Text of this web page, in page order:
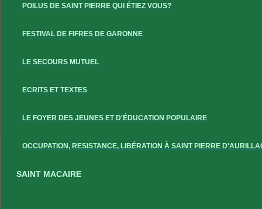
POILUS DE SAINT PIERRE QUI ÉTIEZ VOUS?
FESTIVAL DE FIFRES DE GARONNE
LE SECOURS MUTUEL
ECRITS ET TEXTES
LE FOYER DES JEUNES ET D'ÉDUCATION POPULAIRE
OCCUPATION, RESISTANCE, LIBÉRATION À SAINT PIERRE
SAINT MACAIRE